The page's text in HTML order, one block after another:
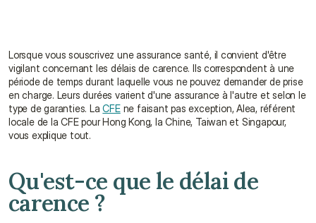
Lorsque vous souscrivez une assurance santé, il convient d'être
vigilant concernant les délais de carence. Ils correspondent à une
période de temps durant laquelle vous ne pouvez demander de prise
en charge. Leurs durées varient d'une assurance à l'autre et selon le
type de garanties. La CFE ne faisant pas exception, Alea, référent
locale de la CFE pour Hong Kong, la Chine, Taiwan et Singapour,
vous explique tout.
Qu'est-ce que le délai de
carence ?